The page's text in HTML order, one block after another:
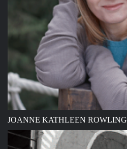
JOANNE KATHLEEN ROWLING